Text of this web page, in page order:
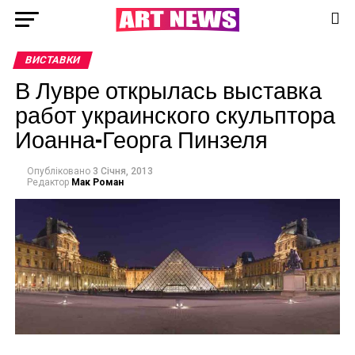
ВИСТАВКИ
В Лувре открылась выставка
работ украинского скульптора
Иоанна-Георга Пинзеля
Опубліковано 3 Січня, 2013
Редактор Мак Роман